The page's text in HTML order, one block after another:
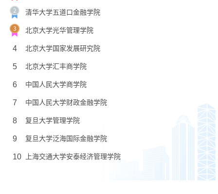
清华大学五道口金融学院
北京大学光华管理学院
4 北京大学国家发展研究院
5 北京大学汇丰商学院
6 中国人民大学商学院
7 中国人民大学财政金融学院
8 复旦大学管理学院
9 复旦大学泛海国际金融学院
10 上海交通大学安泰经济管理学院